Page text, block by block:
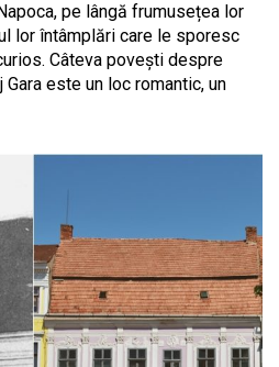
pe lângă frumusețea lor
lor întâmplări care le sporesc
Câteva povești despre
este un loc romantic, un